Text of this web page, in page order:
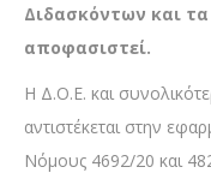
Διδασκόντων και
αποφασιστεί.
Η Δ.Ο.Ε. και
αντιστέκεται στην
Νόμους 4692/20 και